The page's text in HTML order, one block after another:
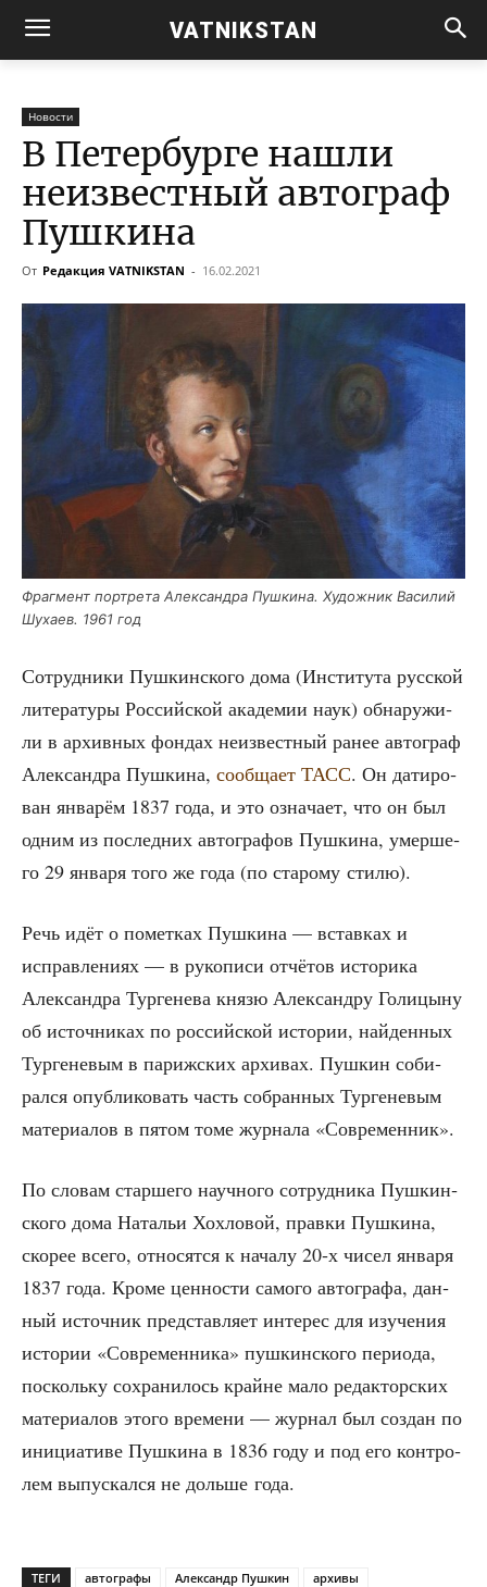
VATNIKSTAN
Новости
В Петербурге нашли
неизвестный автограф
Пушкина
От Редакция VATNIKSTAN - 16.02.2021
Фраг­мент порт­ре­та Алек­сандра Пуш­ки­на. Худож­ник Васи­лий
Шуха­ев. 1961 год
Сотруд­ни­ки Пуш­кин­ско­го дома (Инсти­ту­та рус­ской
лите­ра­ту­ры Рос­сий­ской ака­де­мии наук) обна­ру­жи­
ли в архив­ных фон­дах неиз­вест­ный ранее авто­граф
Алек­сандра Пуш­ки­на, сооб­ща­ет ТАСС. Он дати­ро­
ван янва­рём 1837 года, и это озна­ча­ет, что он был
одним из послед­них авто­гра­фов Пуш­ки­на, умер­ше­
го 29 янва­ря того же года (по ста­ро­му стилю).
Речь идёт о помет­ках Пуш­ки­на — встав­ках и
исправ­ле­ни­ях — в руко­пи­си отчё­тов исто­ри­ка
Алек­сандра Тур­ге­не­ва кня­зю Алек­сан­дру Голи­цы­ну
об источ­ни­ках по рос­сий­ской исто­рии, най­ден­ных
Тур­ге­не­вым в париж­ских архи­вах. Пуш­кин соби­
рал­ся опуб­ли­ко­вать часть собран­ных Тур­ге­не­вым
мате­ри­а­лов в пятом томе жур­на­ла «Совре­мен­ник».
По сло­вам стар­ше­го науч­но­го сотруд­ни­ка Пуш­кин­
ско­го дома Ната­льи Хох­ло­вой, прав­ки Пуш­ки­на,
ско­рее все­го, отно­сят­ся к нача­лу 20‑х чисел янва­ря
1837 года. Кро­ме цен­но­сти само­го авто­гра­фа, дан­
ный источ­ник пред­став­ля­ет инте­рес для изу­че­ния
исто­рии «Совре­мен­ни­ка» пуш­кин­ско­го пери­о­да,
посколь­ку сохра­ни­лось крайне мало редак­тор­ских
мате­ри­а­лов это­го вре­ме­ни — жур­нал был создан по
ини­ци­а­ти­ве Пуш­ки­на в 1836 году и под его кон­тро­
лем выпус­кал­ся не доль­ше года.
ТЕГИ автографы Александр Пушкин
архивы